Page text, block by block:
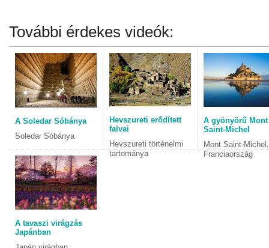
További érdekes videók:
A Soledar Sóbánya
Soledar Sóbánya
Hevszureti erődített
falvai
Hevszureti történelmi
tartománya
A gyönyörű Mont
Saint-Michel
Mont Saint-Michel,
Franciaország
A tavaszi virágzás
Japánban